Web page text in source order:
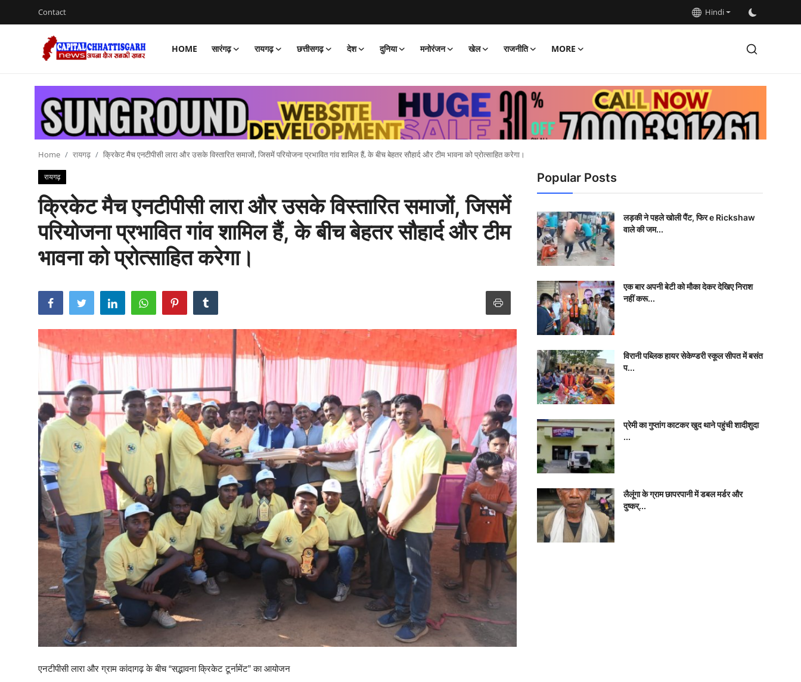
Contact Hindi
HOME सारंगढ़ रायगढ़ छत्तीसगढ़ देश दुनिया मनोरंजन खेल राजनीति MORE
Contact
छत्तीसगढ़
तकनीकि
Home रायगढ़ क्रिकेट मैच एनटीपीसी लारा और उसके विस्तारित समाजों, जिसमें परियोजना प्रभावित गांव शामिल हैं, के बीच बेहतर सौहार्द और टीम भावना को प्रोत्साहित करेगा।
रायगढ़
क्रिकेट मैच एनटीपीसी लारा और उसके विस्तारित समाजों, जिसमें
परियोजना प्रभावित गांव शामिल हैं, के बीच बेहतर सौहार्द और टीम
भावना को प्रोत्साहित करेगा।
एनटीपीसी लारा और ग्राम कांदागढ़ के बीच “सद्भावना क्रिकेट टूर्नामेंट” का आयोजन
Popular Posts
लड़की ने पहले खोली पैंट, फिर e Rickshaw
वाले की जम...
एक बार अपनी बेटी को मौका देकर देखिए निराश
नहीं करू...
विरानी पब्लिक हायर सेकेण्डरी स्कूल सीपत में बसंत
प...
प्रेमी का गुप्तांग काटकर खुद थाने पहुंची शादीशुदा
...
लैलूंगा के ग्राम छापरपानी में डबल मर्डर और
दुष्कर्...